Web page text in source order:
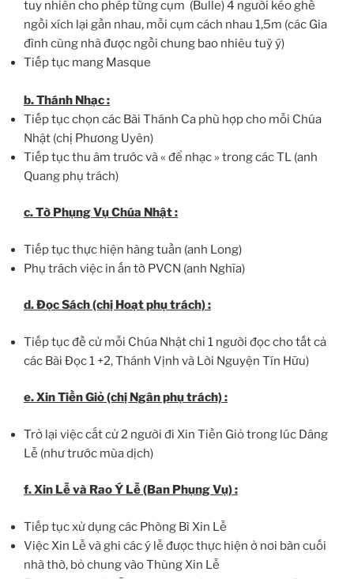
tuy nhiên cho phép từng cụm (Bulle) 4 người kéo ghế
ngồi xích lại gần nhau, mỗi cụm cách nhau 1,5m (các Gia
đình cùng nhà được ngồi chung bao nhiêu tuỳ ý)
Tiếp tục mang Masque
b. Thánh Nhạc :
Tiếp tục chọn các Bài Thánh Ca phù hợp cho mỗi Chúa
Nhật (chị Phương Uyên)
Tiếp tục thu âm trước và « để nhạc » trong các TL (anh
Quang phụ trách)
c. Tờ Phụng Vụ Chúa Nhật :
Tiếp tục thực hiện hàng tuần (anh Long)
Phụ trách việc in ấn tờ PVCN (anh Nghĩa)
d. Đọc Sách (chị Hoạt phụ trách) :
Tiếp tục đề cử mỗi Chúa Nhật chỉ 1 người đọc cho tất cả
các Bài Đọc 1 +2, Thánh Vịnh và Lời Nguyện Tín Hữu)
e. Xin Tiền Giỏ (chị Ngân phụ trách) :
Trở lại việc cắt cử 2 người đi Xin Tiền Giỏ trong lúc Dâng
Lễ (như trước mùa dịch)
f. Xin Lễ và Rao Ý Lễ (Ban Phụng Vụ) :
Tiếp tục xử dụng các Phòng Bì Xin Lễ
Việc Xin Lễ và ghi các ý lễ được thực hiện ở nơi bàn cuối
nhà thờ, bỏ chung vào Thùng Xin Lễ